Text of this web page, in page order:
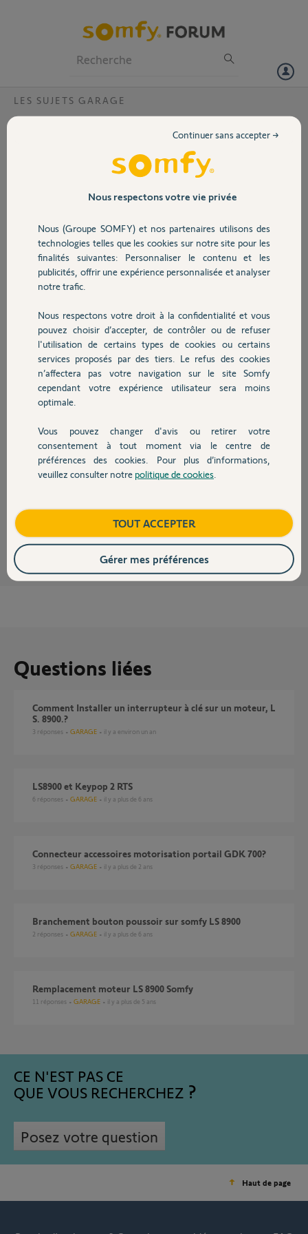
Volet
Sécurité
Domotique
Chauffage
Autres produits
Devis avec un pro
Contact
LES SUJETS GARAGE
clavier filaire pour ls 8900
Bonjour, quel est la référence du clavier filaire à installer pour les
moteurs ls 8900. Également existe t il un interrupteur quel on peut
mettre dans le garage pour une ouverture sans usage de la
télécommande. Si c est possible existe il des notices détaillées.?
Philippe T.
il y a presque 11 ans
Participer au fil de discussion
Réponses
Bonjour,
Voici le lien vers le clavier à code filaire :
http://boutique.somfy.fr/clavier-a-code-filaire.html
Pour le branchement du clavier à code, tu peux utiliser la notice du GDK
la notice (page 33 du PDF) :
https://www.somfy.fr/file.cfm/notice_porte_garage_domotiq...
tu peux également ajouter un contact à) clé intérieur (schéma de câblage
page 30 du lien précédent). Produit dispo sur la boutique somfy :
il y a presque 11 ans
Questions liées
Comment Installer un interrupteur à clé sur un moteur, L
S. 8900.?
3 réponses GARAGE il y a environ un an
LS8900 et Keypop 2 RTS
6 réponses GARAGE il y a plus de 6 ans
Connecteur accessoires motorisation portail GDK 700?
3 réponses GARAGE il y a plus de 2 ans
Branchement bouton poussoir sur somfy LS 8900
2 réponses GARAGE il y a plus de 6 ans
Remplacement moteur LS 8900 Somfy
11 réponses GARAGE il y a plus de 5 ans
CE N'EST PAS CE
QUE VOUS RECHERCHEZ
Posez votre question
Haut de page
Nous respectons votre vie privée
Nous (Groupe SOMFY) et nos partenaires utilisons des
technologies telles que les cookies sur notre site pour les
finalités suivantes: Personnaliser le contenu et les
publicités, offrir une expérience personnalisée et analyser
notre trafic.
Nous respectons votre droit à la confidentialité et vous
pouvez choisir d’accepter, de contrôler ou de refuser
l'utilisation de certains types de cookies ou certains
services proposés par des tiers. Le refus des cookies
n’affectera pas votre navigation sur le site Somfy
cependant votre expérience utilisateur sera moins
optimale.
Vous pouvez changer d'avis ou retirer votre
consentement à tout moment via le centre de
préférences des cookies. Pour plus d’informations,
veuillez consulter notre politique de cookies
Continuer sans accepter →
TOUT ACCEPTER
Gérer mes préférences